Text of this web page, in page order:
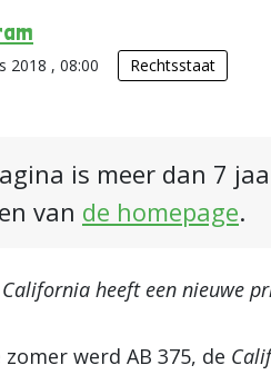
2018 , 08:00 Rechtsstaat
is meer dan 7
van de homepage.
California heeft een nieuwe
zomer werd AB 375, de